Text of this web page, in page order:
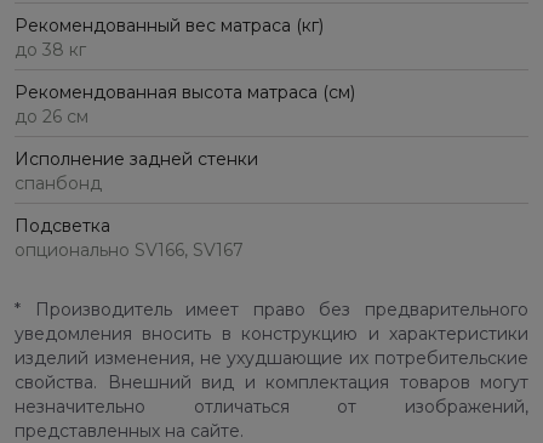
Рекомендованный вес матраса (кг)
до 38 кг
Рекомендованная высота матраса (см)
до 26 см
Исполнение задней стенки
спанбонд
Подсветка
опционально SV166, SV167
* Производитель имеет право без предварительного
уведомления вносить в конструкцию и характеристики
изделий изменения, не ухудшающие их потребительские
свойства. Внешний вид и комплектация товаров могут
незначительно отличаться от изображений,
представленных на сайте.